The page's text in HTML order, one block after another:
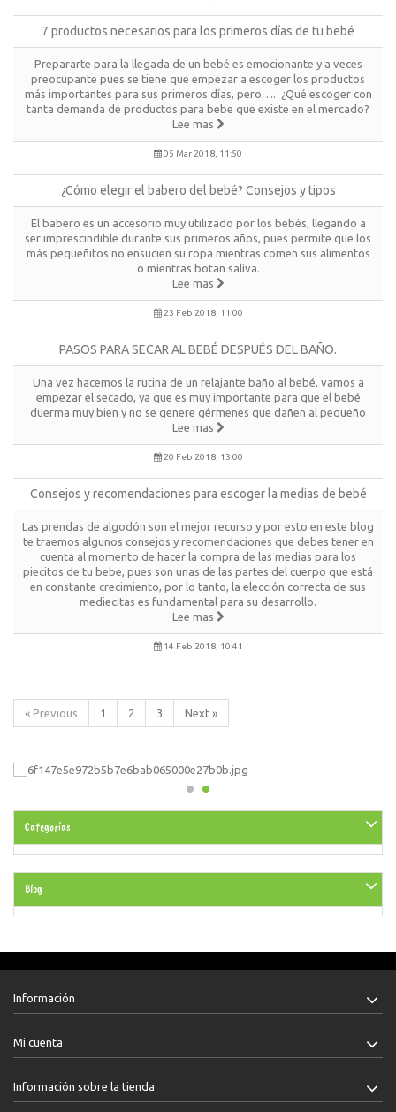
7 productos necesarios para los primeros días de tu bebé
Prepararte para la llegada de un bebé es emocionante y a veces
preocupante pues se tiene que empezar a escoger los productos
más importantes para sus primeros días, pero…. ¿Qué escoger con
tanta demanda de productos para bebe que existe en el mercado?
Lee mas
05 Mar 2018, 11:50
¿Cómo elegir el babero del bebé? Consejos y tipos
El babero es un accesorio muy utilizado por los bebés, llegando a
ser imprescindible durante sus primeros años, pues permite que los
más pequeñitos no ensucien su ropa mientras comen sus alimentos
o mientras botan saliva.
Lee mas
23 Feb 2018, 11:00
PASOS PARA SECAR AL BEBÉ DESPUÉS DEL BAÑO.
Una vez hacemos la rutina de un relajante baño al bebé, vamos a
empezar el secado, ya que es muy importante para que el bebé
duerma muy bien y no se genere gérmenes que dañen al pequeño
Lee mas
20 Feb 2018, 13:00
Consejos y recomendaciones para escoger la medias de bebé
Las prendas de algodón son el mejor recurso y por esto en este blog
te traemos algunos consejos y recomendaciones que debes tener en
cuenta al momento de hacer la compra de las medias para los
piecitos de tu bebe, pues son unas de las partes del cuerpo que está
en constante crecimiento, por lo tanto, la elección correcta de sus
mediecitas es fundamental para su desarrollo.
Lee mas
14 Feb 2018, 10:41
« Previous 1 2 3 Next »
Categorías
Blog
Información
Mi cuenta
Información sobre la tienda